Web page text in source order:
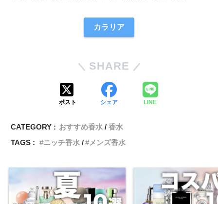
カラリア
SHARE
ポスト シェア LINE
CATEGORY : おすすめ香水
香水
TAGS :
ニッチ香水 メンズ香水